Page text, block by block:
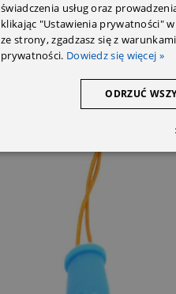
świadczenia usług oraz
klikając "Ustawienia prywatności"
ze strony, zgadzasz się z
prywatności. Dowiedz się więcej »
ODRZUĆ